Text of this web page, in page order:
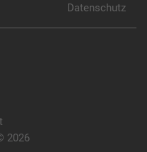
Datenschutz
2026